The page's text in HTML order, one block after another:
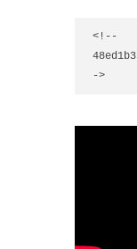
<!--
->